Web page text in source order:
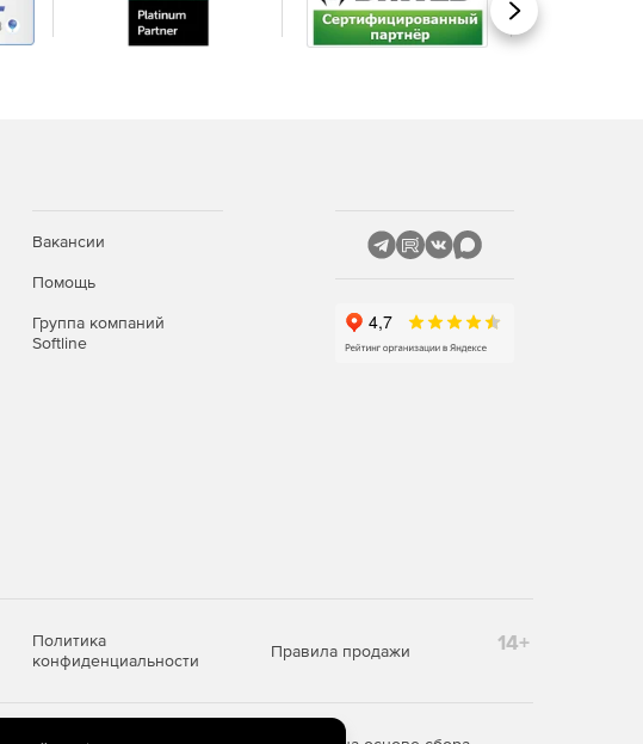
Вперед
Вакансии
Помощь
Группа компаний
Softline
Политика
конфиденциальности
Правила продажи 14+